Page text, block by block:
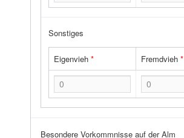
Sonstiges
Eigenvieh* Fremdvieh*
Besondere Vorkommnisse auf der Alm